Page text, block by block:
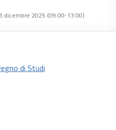
dicembre 2025 (09.00-13.00)
di Studi